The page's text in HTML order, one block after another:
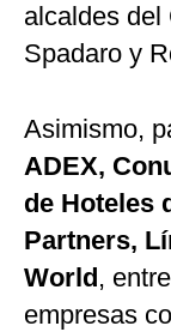
alcaldes del
Spadaro y
Asimismo,
ADEX,
de Hoteles
Partners,
World,
empresas